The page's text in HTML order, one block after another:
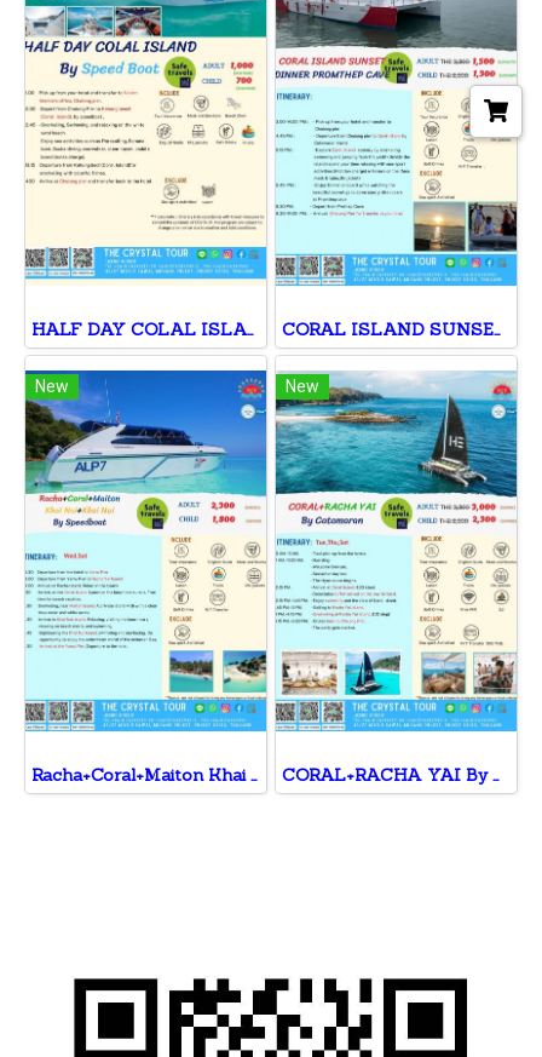
HALF DAY COLAL ISLAND By Speed Boat CORAL ISLAND SUNSET DINNER PROMTHEP CAV
New
Racha+Coral+Maiton Khai Nai+Khai Nui By Speedboat
New
CORAL+RACHA YAI By Catamaran